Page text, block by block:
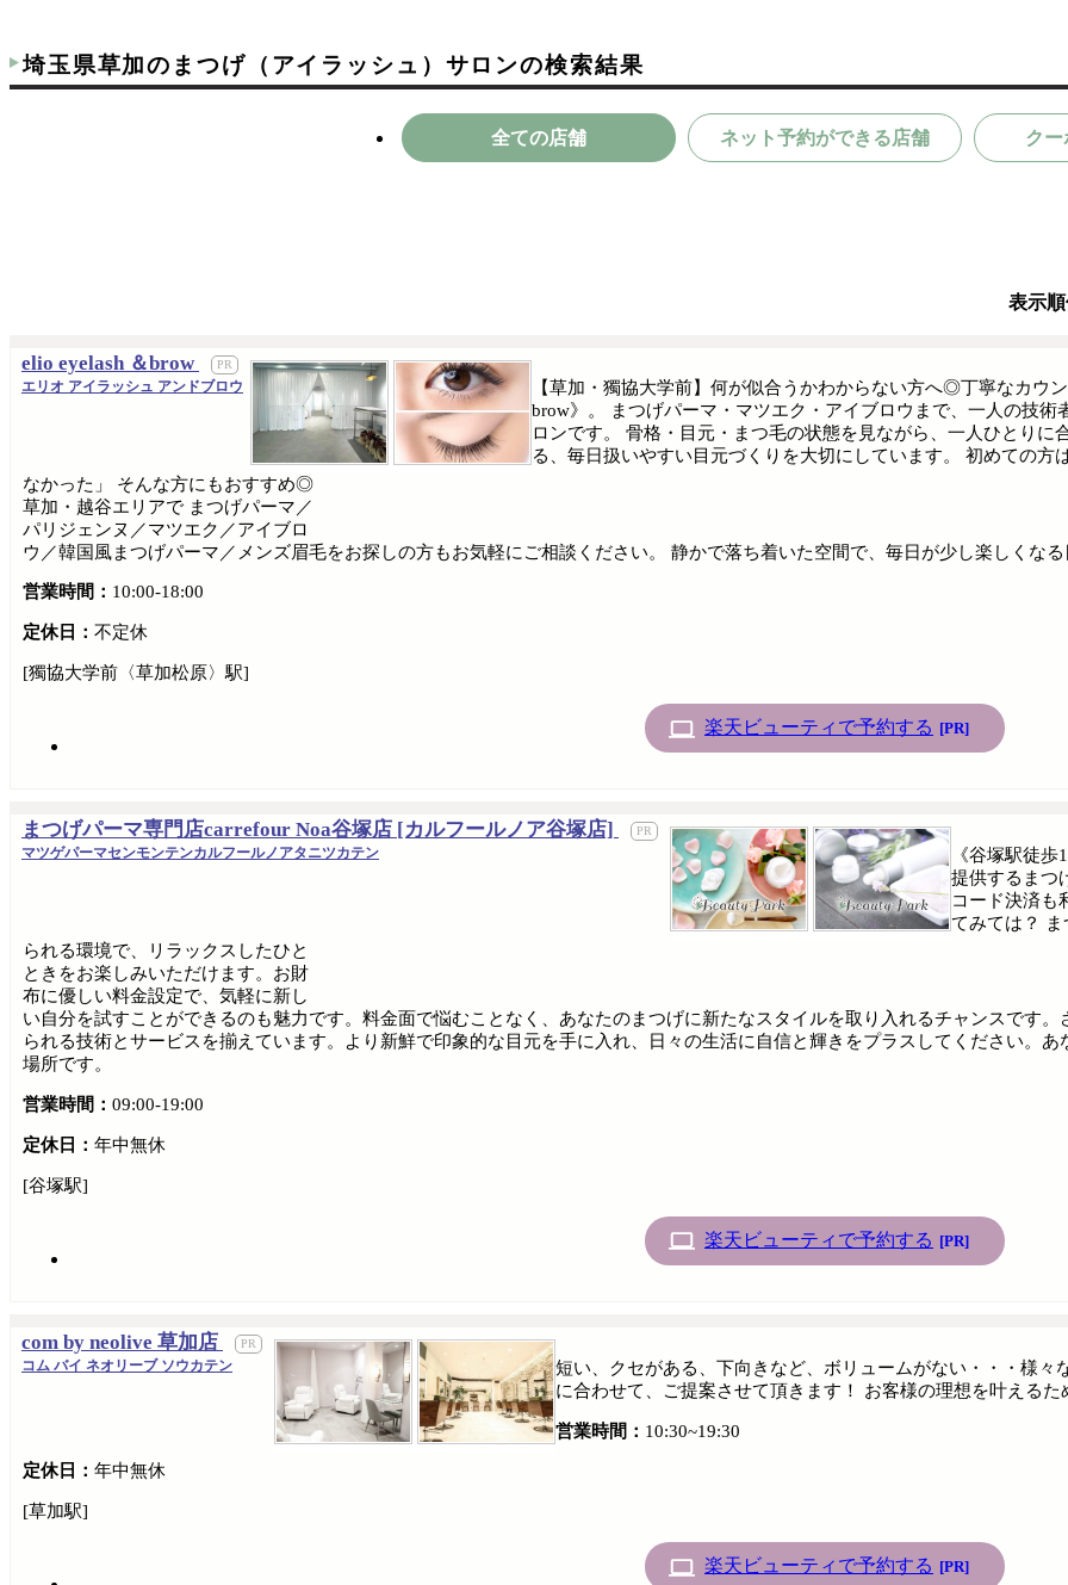
埼玉県草加のまつげ（アイラッシュ）サロンの検索結果
全ての店舗 ネット予約ができる店舗 クー
表示
elio eyelash ＆brow
エリオ アイラッシュ アンドブロウ
【草加・獨協大学前】何が似合うかわからない方へ◎丁寧なカウ
brow》。 まつげパーマ・マツエク・アイブロウまで、一人の技
ロンです。 骨格・目元・まつ毛の状態を見ながら、一人ひとり
る、毎日扱いやすい目元づくりを大切にしています。 初めての
なかった」 そんな方にもおすすめ◎
草加・越谷エリアで まつげパーマ／
パリジェンヌ／マツエク／アイブロ
ウ／韓国風まつげパーマ／メンズ眉毛をお探しの方もお気軽にご相談ください。 静かで落ち着いた空間で、毎日が少し楽しく
営業時間： 10:00-18:00
定休日： 不定休
[獨協大学前〈草加松原〉駅]
楽天ビューティで予約する [PR]
まつげパーマ専門店carrefour Noa谷塚店 [カルフールノア谷塚店]
マツゲパーマセンモンテンカルフールノアタニツカテン
《谷塚駅徒
提供するまつ
コード決済も
てみては？ ま
られる環境で、リラックスしたひと
ときをお楽しみいただけます。お財
布に優しい料金設定で、気軽に新し
い自分を試すことができるのも魅力です。料金面で悩むことなく、あなたのまつげに新たなスタイルを取り入れるチャンスです
られる技術とサービスを揃えています。より新鮮で印象的な目元を手に入れ、日々の生活に自信と輝きをプラスしてください。
場所です。
営業時間： 09:00-19:00
定休日： 年中無休
[谷塚駅]
楽天ビューティで予約する [PR]
com by neolive 草加店
コム バイ ネオリーブ ソウカテン
短い、クセがある、下向きなど、ボリュームがない・・・様
に合わせて、ご提案させて頂きます！ お客様の理想を叶える
営業時間： 10:30~19:30
定休日： 年中無休
[草加駅]
楽天ビューティで予約する [PR]